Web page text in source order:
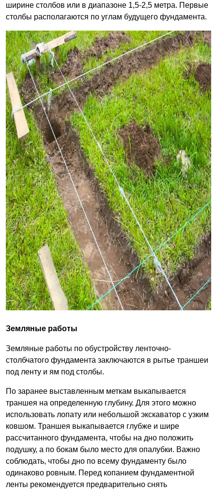
ширине столбов или в диапазоне 1,5-2,5 метра. Первые
столбы располагаются по углам будущего фундамента.
Земляные работы
Земляные работы по обустройству ленточно-
столбчатого фундамента заключаются в рытье траншеи
под ленту и ям под столбы.
По заранее выставленным меткам выкапывается
траншея на определенную глубину. Для этого можно
использовать лопату или небольшой экскаватор с узким
ковшом. Траншея выкапывается глубже и шире
рассчитанного фундамента, чтобы на дно положить
подушку, а по бокам было место для опалубки. Важно
соблюдать, чтобы дно по всему фундаменту было
одинаково ровным. Перед копанием фундаментной
ленты рекомендуется предварительно снять